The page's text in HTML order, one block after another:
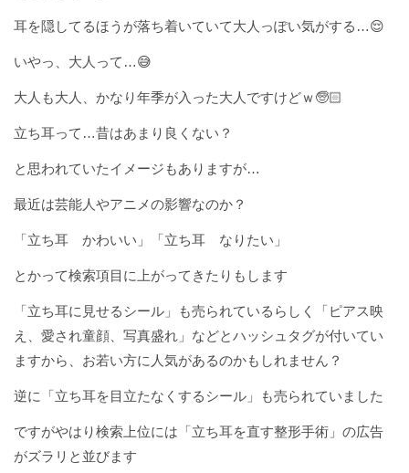
耳を隠してるほうが落ち着いていて大人っぽい気がする…😌
いやっ、大人って…😅
大人も大人、かなり年季が入った大人ですけどｗ🧓🏻
立ち耳って…昔はあまり良くない？
と思われていたイメージもありますが…
最近は芸能人やアニメの影響なのか？
「立ち耳 かわいい」「立ち耳 なりたい」
とかって検索項目に上がってきたりもします
「立ち耳に見せるシール」も売られているらしく「ピアス映
え、愛され童顔、写真盛れ」などとハッシュタグが付いてい
ますから、お若い方に人気があるのかもしれません？
逆に「立ち耳を目立たなくするシール」も売られていました
ですがやはり検索上位には「立ち耳を直す整形手術」の広告
がズラリと並びます